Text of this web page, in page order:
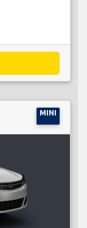
MINI